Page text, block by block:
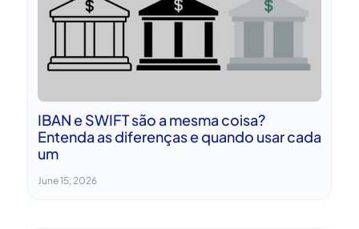
IBAN e SWIFT são a mesma coisa?
Entenda as diferenças e quando usar cada
um
June 15, 2026